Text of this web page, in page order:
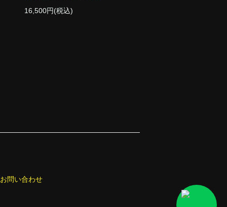
16,500円(税込)
お問い合わせ